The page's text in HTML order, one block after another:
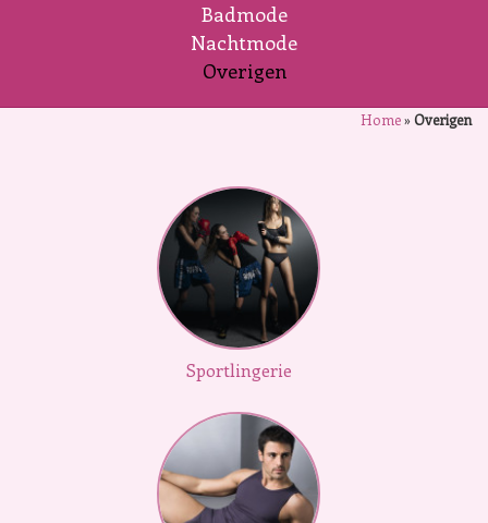
Badmode
Nachtmode
Overigen
Home»Overigen
Sportlingerie